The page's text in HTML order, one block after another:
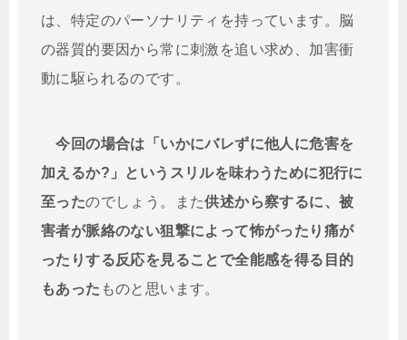
は、特定のパーソナリティを持っています。脳
の器質的要因から常に刺激を追い求め、加害衝
動に駆られるのです。
今回の場合は「いかにバレずに他人に危害を
加えるか?」というスリルを味わうために犯行に
至ったのでしょう。また供述から察するに、被
害者が脈絡のない狙撃によって怖がったり痛が
ったりする反応を見ることで全能感を得る目的
もあった ものと思います。